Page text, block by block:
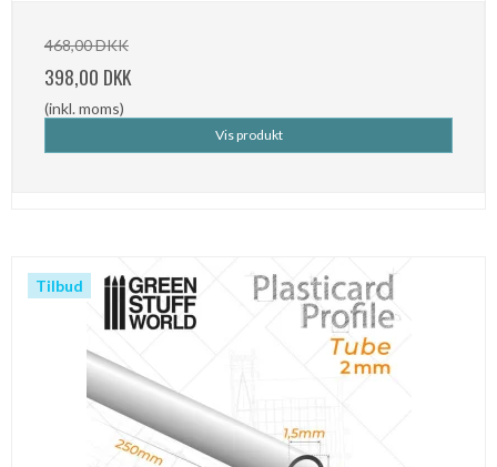
468,00 DKK
398,00 DKK
(inkl. moms)
Vis produkt
Tilbud